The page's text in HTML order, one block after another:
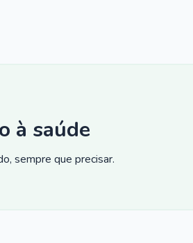
à saúde
sempre que precisar.